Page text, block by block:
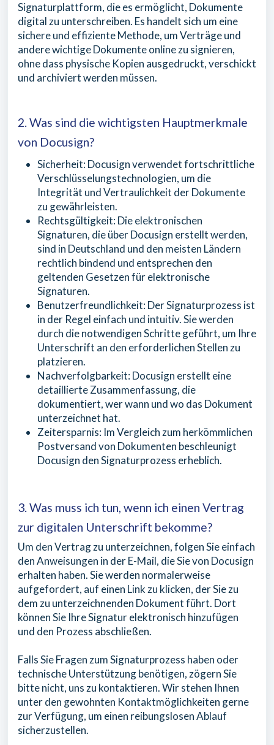
Signaturplattform, die es ermöglicht, Dokumente
digital zu unterschreiben. Es handelt sich um eine
sichere und effiziente Methode, um Verträge und
andere wichtige Dokumente online zu signieren,
ohne dass physische Kopien ausgedruckt, verschickt
und archiviert werden müssen.
2. Was sind die wichtigsten Hauptmerkmale
von Docusign?
Sicherheit: Docusign verwendet fortschrittliche
Verschlüsselungstechnologien, um die
Integrität und Vertraulichkeit der Dokumente
zu gewährleisten.
Rechtsgültigkeit: Die elektronischen
Signaturen, die über Docusign erstellt werden,
sind in Deutschland und den meisten Ländern
rechtlich bindend und entsprechen den
geltenden Gesetzen für elektronische
Signaturen.
Benutzerfreundlichkeit: Der Signaturprozess ist
in der Regel einfach und intuitiv. Sie werden
durch die notwendigen Schritte geführt, um Ihre
Unterschrift an den erforderlichen Stellen zu
platzieren.
Nachverfolgbarkeit: Docusign erstellt eine
detaillierte Zusammenfassung, die
dokumentiert, wer wann und wo das Dokument
unterzeichnet hat.
Zeitersparnis: Im Vergleich zum herkömmlichen
Postversand von Dokumenten beschleunigt
Docusign den Signaturprozess erheblich.
3. Was muss ich tun, wenn ich einen Vertrag
zur digitalen Unterschrift bekomme?
Um den Vertrag zu unterzeichnen, folgen Sie einfach
den Anweisungen in der E-Mail, die Sie von Docusign
erhalten haben. Sie werden normalerweise
aufgefordert, auf einen Link zu klicken, der Sie zu
dem zu unterzeichnenden Dokument führt. Dort
können Sie Ihre Signatur elektronisch hinzufügen
und den Prozess abschließen.
Falls Sie Fragen zum Signaturprozess haben oder
technische Unterstützung benötigen, zögern Sie
bitte nicht, uns zu kontaktieren. Wir stehen Ihnen
unter den gewohnten Kontaktmöglichkeiten gerne
zur Verfügung, um einen reibungslosen Ablauf
sicherzustellen.